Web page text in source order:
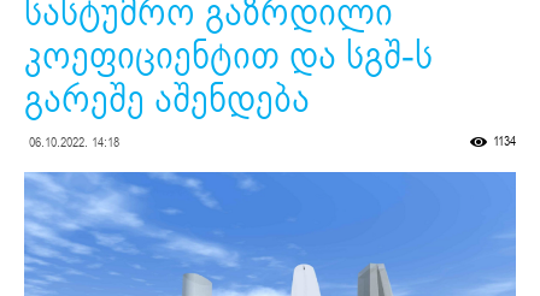
სასტუმრო გაზრდილი
კოეფიციენტით და სგშ-ს
გარეშე აშენდება
06.10.2022. 14:18 1134